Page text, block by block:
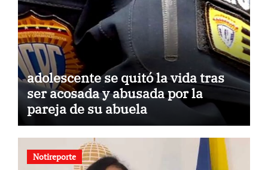
adolescente se quitó la vida tras
ser acosada y abusada por la
pareja de su abuela
Notireporte